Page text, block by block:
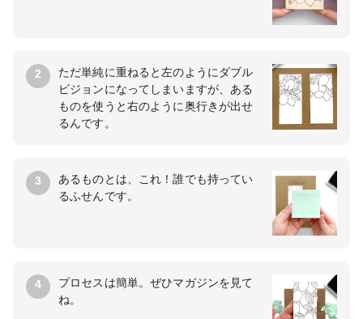
2
ただ単純に重ねると左のようにダブル
ビジョンになってしまいますが、ある
ものを使うと右のように奥行きが出せ
るんです。
3
あるものとは、これ！誰でも持ってい
るふせんです。
4
プロセスは簡単。ぜひマガジンを見て
ね。